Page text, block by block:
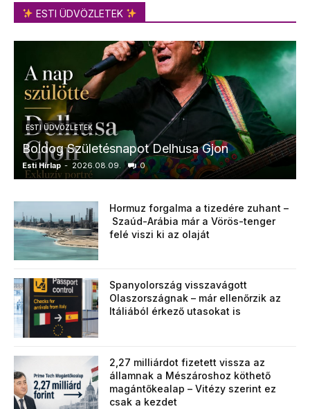
ESTI ÜDVÖZLETEK
ESTI ÜDVÖZLETEK
Boldog Születésnapot Delhusa Gjon
Esti Hírlap - 2026.08.09. 0
Hormuz forgalma a tizedére zuhant –
Szaúd-Arábia már a Vörös-tenger
felé viszi ki az olaját
Spanyolország visszavágott
Olaszországnak – már ellenőrzik az
Itáliából érkező utasokat is
2,27 milliárdot fizetett vissza az
államnak a Mészároshoz köthető
magántőkealap – Vitézy szerint ez
csak a kezdet